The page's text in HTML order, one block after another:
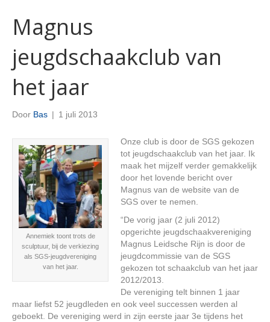
Magnus
jeugdschaakclub van
het jaar
Door Bas | 1 juli 2013
Annemiek toont trots de
sculptuur, bij de verkiezing
als SGS-jeugdvereniging
van het jaar.
Onze club is door de SGS gekozen
tot jeugdschaakclub van het jaar. Ik
maak het mijzelf verder gemakkelijk
door het lovende bericht over
Magnus van de website van de
SGS over te nemen.
“De vorig jaar (2 juli 2012)
opgerichte jeugdschaakvereniging
Magnus Leidsche Rijn is door de
jeugdcommissie van de SGS
gekozen tot schaakclub van het jaar
2012/2013.
De vereniging telt binnen 1 jaar
maar liefst 52 jeugdleden en ook veel successen werden al
geboekt. De vereniging werd in zijn eerste jaar 3e tijdens het